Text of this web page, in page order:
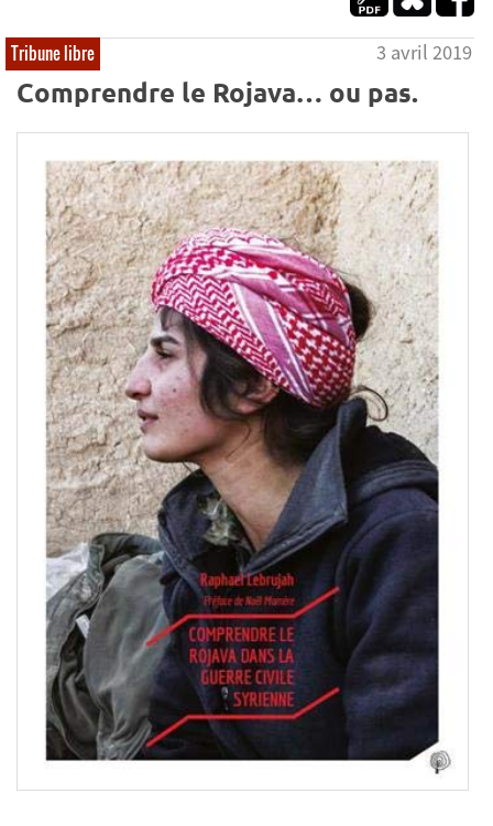
Tribune libre 3 avril 2019
Comprendre le Rojava… ou pas.